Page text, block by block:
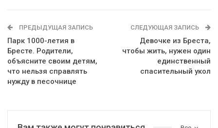
ПРЕДЫДУЩАЯ ЗАПИСЬ
Парк 1000-летия в
Бресте. Родители,
объясните своим детям,
что нельзя справлять
нужду в песочнице
СЛЕДУЮЩАЯ ЗАПИСЬ
Девочке из Бреста,
чтобы жить, нужен один
единственный
спасительный укол